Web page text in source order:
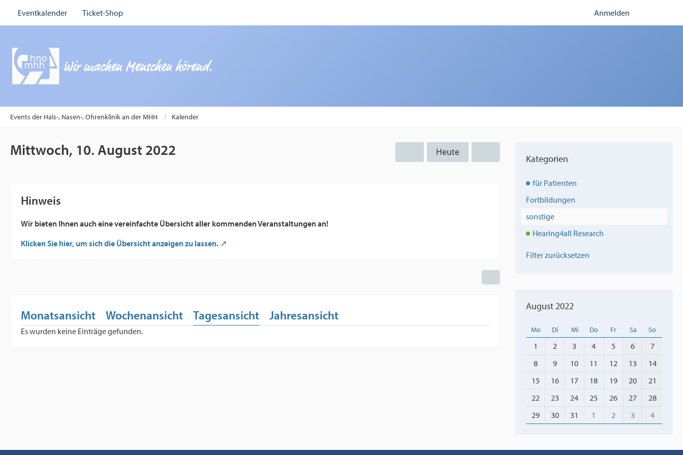
Eventkalender Ticket-Shop Anmelden
Events der Hals-, Nasen-, Ohrenklinik an der MHH Kalender
Mittwoch, 10. August 2022 Heute
Hinweis
Wir bieten Ihnen auch eine vereinfachte Übersicht aller kommenden Veranstaltungen an!
Klicken Sie hier, um sich die Übersicht anzeigen zu lassen.
Monatsansicht Wochenansicht Tagesansicht Jahresansicht
Es wurden keine Einträge gefunden.
Kategorien
für Patienten
Fortbildungen
sonstige
Hearing4all Research
Filter zurücksetzen
August 2022
Mo Di Mi Do Fr Sa So
1 2 3 4 5 6
7
8
9 10 11 12 13
14
15
16 17 18 19 20
21
22
23 24 25 26 27
28
29
30 31 1 2 3 4